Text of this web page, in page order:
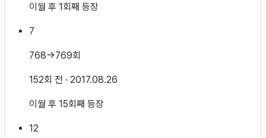
이월 후 1회째 등장
7
768→769회
152회 전 · 2017.08.26
이월 후 15회째 등장
12